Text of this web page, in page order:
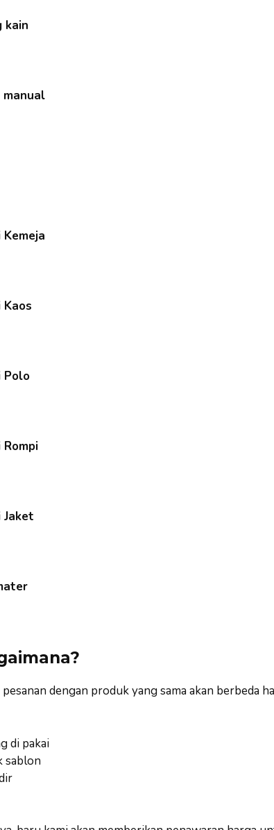
kain
Polo
dengan produk yang sama akan berbeda
di pakai
sablon